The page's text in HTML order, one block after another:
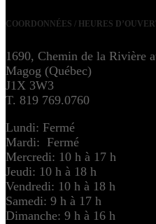
COORDONNÉES / HEURES
1690, Chemin de la Rivière
Magog (Québec)
J1X 3W3
T. 819 769.0760
Lundi: Fermé
Mardi: Fermé
Mercredi: 10 h à 17 h
Jeudi: 10 h à 18 h
Vendredi: 10 h à 18 h
Samedi: 9 h à 17 h
Dimanche: 9 h à 16 h